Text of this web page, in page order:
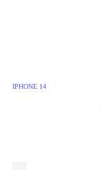
IPHONE 14